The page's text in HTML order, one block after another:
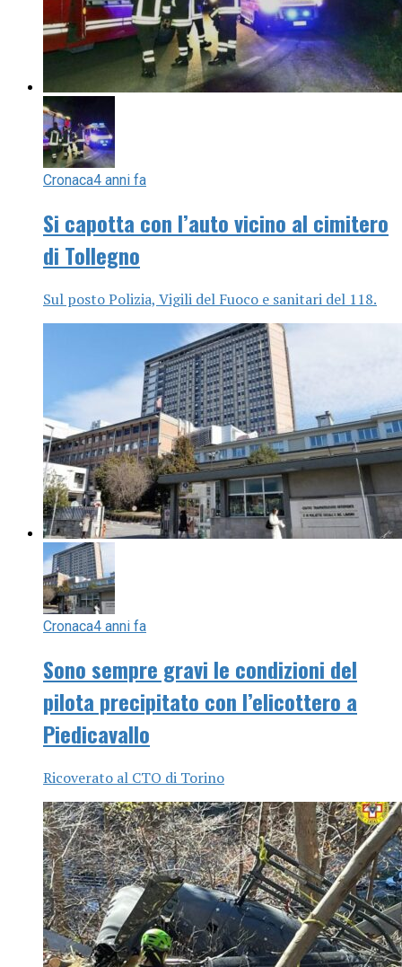
Cronaca4 anni fa
Si capotta con l’auto vicino al cimitero
di Tollegno
Sul posto Polizia, Vigili del Fuoco e sanitari del 118.
Cronaca4 anni fa
Sono sempre gravi le condizioni del
pilota precipitato con l’elicottero a
Piedicavallo
Ricoverato al CTO di Torino